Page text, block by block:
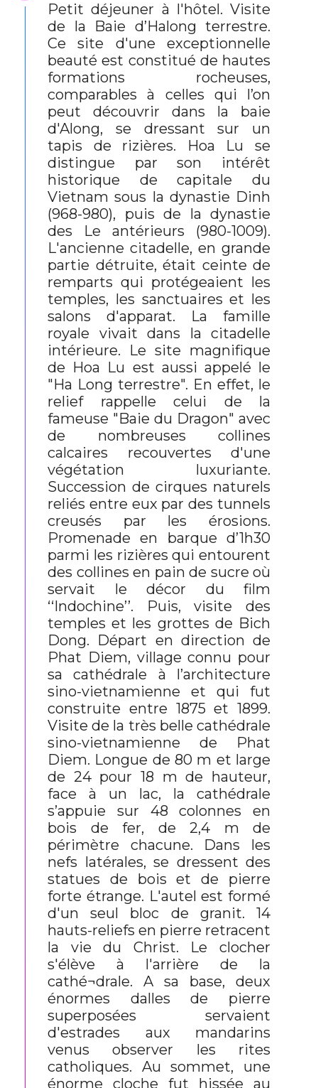
Petit déjeuner à l'hôtel. Visite
de la Baie d’Halong terrestre.
Ce site d'une exceptionnelle
beauté est constitué de hautes
formations rocheuses,
comparables à celles qui l’on
peut découvrir dans la baie
d'Along, se dressant sur un
tapis de rizières. Hoa Lu se
distingue par son intérêt
historique de capitale du
Vietnam sous la dynastie Dinh
(968-980), puis de la dynastie
des Le antérieurs (980-1009).
L'ancienne citadelle, en grande
partie détruite, était ceinte de
remparts qui protégeaient les
temples, les sanctuaires et les
salons d'apparat. La famille
royale vivait dans la citadelle
intérieure. Le site magnifique
de Hoa Lu est aussi appelé le
"Ha Long terrestre". En effet, le
relief rappelle celui de la
fameuse "Baie du Dragon" avec
de nombreuses collines
calcaires recouvertes d'une
végétation luxuriante.
Succession de cirques naturels
reliés entre eux par des tunnels
creusés par les érosions.
Promenade en barque d’1h30
parmi les rizières qui entourent
des collines en pain de sucre où
servait le décor du film
‘‘Indochine’’. Puis, visite des
temples et les grottes de Bich
Dong. Départ en direction de
Phat Diem, village connu pour
sa cathédrale à l’architecture
sino-vietnamienne et qui fut
construite entre 1875 et 1899.
Visite de la très belle cathédrale
sino-vietnamienne de Phat
Diem. Longue de 80 m et large
de 24 pour 18 m de hauteur,
face à un lac, la cathédrale
s’appuie sur 48 colonnes en
bois de fer, de 2,4 m de
périmètre chacune. Dans les
nefs latérales, se dressent des
statues de bois et de pierre
forte étrange. L'autel est formé
d'un seul bloc de granit. 14
hauts-reliefs en pierre retracent
la vie du Christ. Le clocher
s'élève à l'arrière de la
cathé¬drale. A sa base, deux
énormes dalles de pierre
superposées servaient
d'estrades aux mandarins
venus observer les rites
catholiques. Au sommet, une
énorme cloche fut hissée au